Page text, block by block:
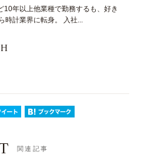
10年以上他業種で勤務するも、好き
計業界に転身。 入社...
関連記事